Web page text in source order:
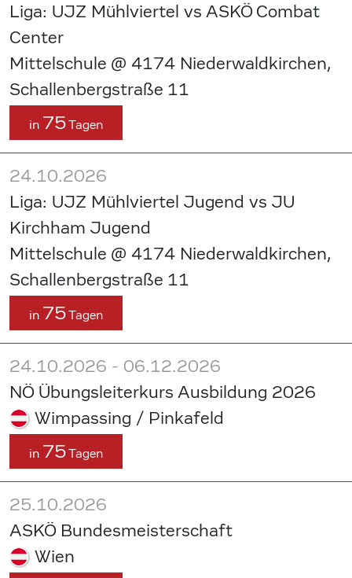
Liga: UJZ Mühlviertel vs ASKÖ Combat
Center
Mittelschule @ 4174 Niederwaldkirchen,
Schallenbergstraße 11
in 75Tagen
24.10.2026
Liga: UJZ Mühlviertel Jugend vs JU
Kirchham Jugend
Mittelschule @ 4174 Niederwaldkirchen,
Schallenbergstraße 11
in 75Tagen
24.10.2026 - 06.12.2026
NÖ Übungsleiterkurs Ausbildung 2026
Wimpassing / Pinkafeld
in 75Tagen
25.10.2026
ASKÖ Bundesmeisterschaft
Wien